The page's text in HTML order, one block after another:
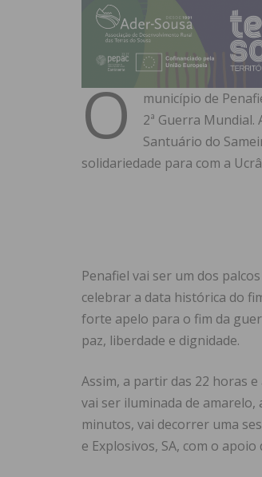
O
município de
2ª Guerra Mundial.
Santuário do
solidariedade para com a
Penafiel vai ser um dos
celebrar a data histórica do
forte apelo para o fim da
paz, liberdade e dignidade.
Assim, a partir das 22 horas
vai ser iluminada de amarelo,
minutos, vai decorrer uma
e Explosivos, SA, com o apoio